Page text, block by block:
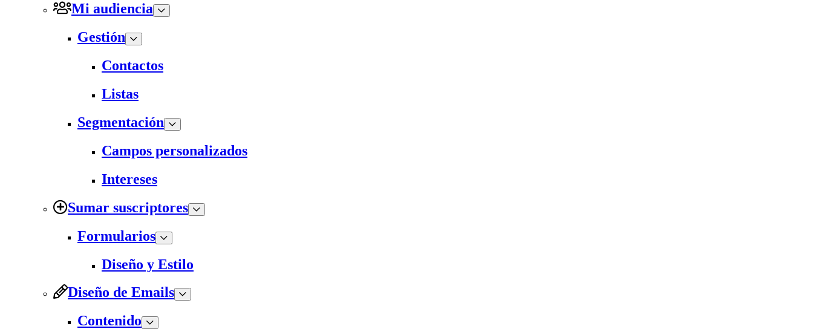
Mi audiencia
Gestión
Contactos
Listas
Segmentación
Campos personalizados
Intereses
Sumar suscriptores
Formularios
Diseño y Estilo
Diseño de Emails
Contenido